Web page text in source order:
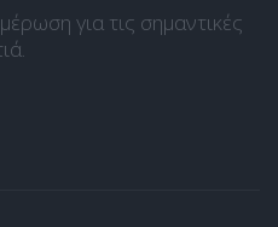
για τις σημαντικές